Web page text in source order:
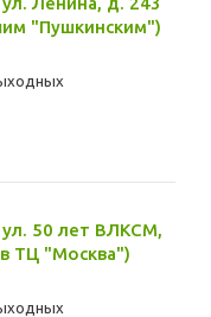
"Пушкинским")
ул. 50 лет ВЛКСМ,
ТЦ "Москва")